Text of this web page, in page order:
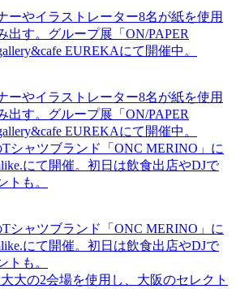
ーやイラストレーター8名が紙を使用
出す。グループ展「ON/PAPER
EUREKAにて開催中。
ーやイラストレーター8名が紙を使用
出す。グループ展「ON/PAPER
EUREKAにて開催中。
Tシャツブランド「ONC MERINO」に
にて開催。初日は飲食出店やDJで
トも。
Tシャツブランド「ONC MERINO」に
にて開催。初日は飲食出店やDJで
トも。
大の2会場を使用し、大阪のセレクト